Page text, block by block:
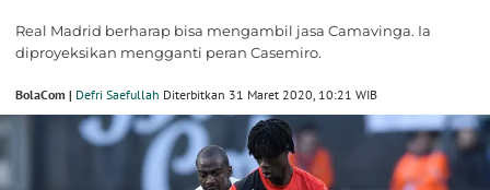
Real Madrid berharap bisa mengambil jasa Camavinga. Ia
diproyeksikan mengganti peran Casemiro.
BolaCom | Defri Saefullah Diterbitkan 31 Maret 2020, 10:21 WIB